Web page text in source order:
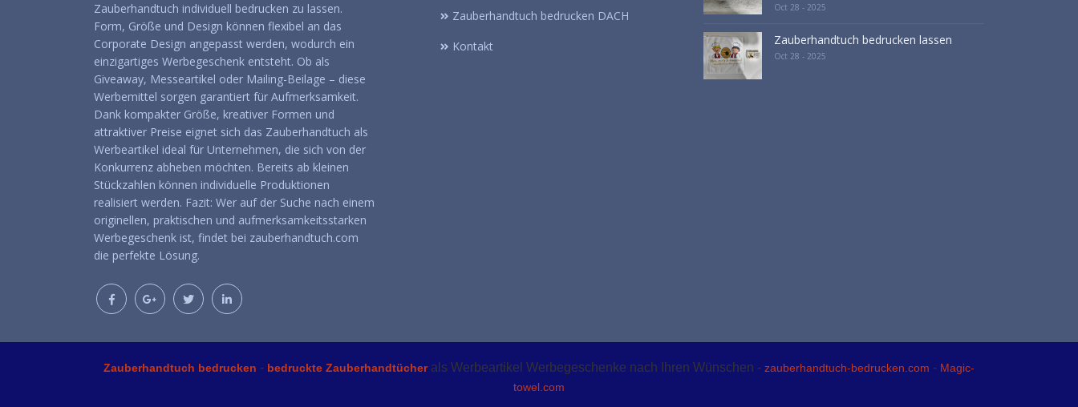
Zauberhandtuch individuell bedrucken zu lassen.
Form, Größe und Design können flexibel an das
Corporate Design angepasst werden, wodurch ein
einzigartiges Werbegeschenk entsteht. Ob als
Giveaway, Messeartikel oder Mailing-Beilage – diese
Werbemittel sorgen garantiert für Aufmerksamkeit.
Dank kompakter Größe, kreativer Formen und
attraktiver Preise eignet sich das Zauberhandtuch als
Werbeartikel ideal für Unternehmen, die sich von der
Konkurrenz abheben möchten. Bereits ab kleinen
Stückzahlen können individuelle Produktionen
realisiert werden. Fazit: Wer auf der Suche nach einem
originellen, praktischen und aufmerksamkeitsstarken
Werbegeschenk ist, findet bei zauberhandtuch.com
die perfekte Lösung.
Zauberhandtuch bedrucken DACH
Kontakt
Oct 28 - 2025
Zauberhandtuch bedrucken lassen
Oct 28 - 2025
Zauberhandtuch bedrucken - bedruckte Zauberhandtücherals Werbeartikel Werbegeschenke nach Ihren Wünschen - zauberhandtuch-bedrucken.com - Magic-
towel.com